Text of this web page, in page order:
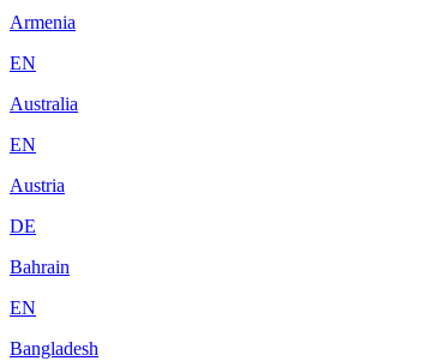
Armenia
EN
Australia
EN
Austria
DE
Bahrain
EN
Bangladesh